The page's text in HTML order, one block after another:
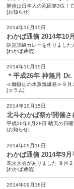
[お知らせ]
2014年10月15日
わかば通信 2014年10
[わかば通信]
2014年10月15日
＊平成26年 神無月
[コラム]
2014年10月15日
北斗わかば祭が開催さ
[お知らせ]
2014年09月16日
わかば通信 2014年9月
[わかば通信]
2014年09月16日